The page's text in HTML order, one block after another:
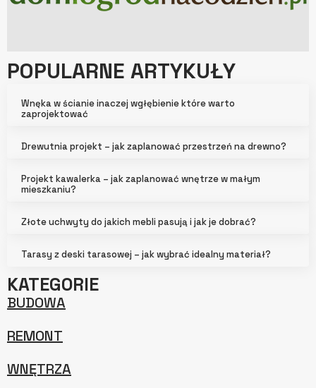
POPULARNE ARTYKUŁY
Wnęka w ścianie inaczej wgłębienie które warto
zaprojektować
Drewutnia projekt – jak zaplanować przestrzeń na drewno?
Projekt kawalerka – jak zaplanować wnętrze w małym
mieszkaniu?
Złote uchwyty do jakich mebli pasują i jak je dobrać?
Tarasy z deski tarasowej – jak wybrać idealny materiał?
KATEGORIE
BUDOWA
REMONT
WNĘTRZA